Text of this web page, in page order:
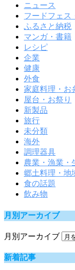
ニュース
フードフェス
ふるさと納税
マンガ・書籍
レシピ
企業
健康
外食
家庭料理・お
屋台・お祭り
新製品
旅行
未分類
海外
調理器具
農業・漁業・
郷土料理・地
食の話題
飲み物
月別アーカイブ
月別アーカイブ
新着記事